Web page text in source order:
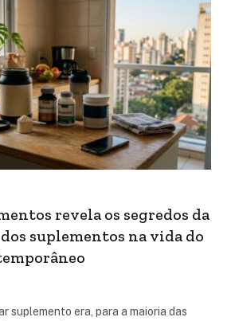
revela os segredos da
suplementos na vida do
suplemento era, para a maioria das